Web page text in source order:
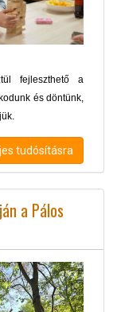
fejleszthető a
és döntünk,
tudósításra
a Pálos